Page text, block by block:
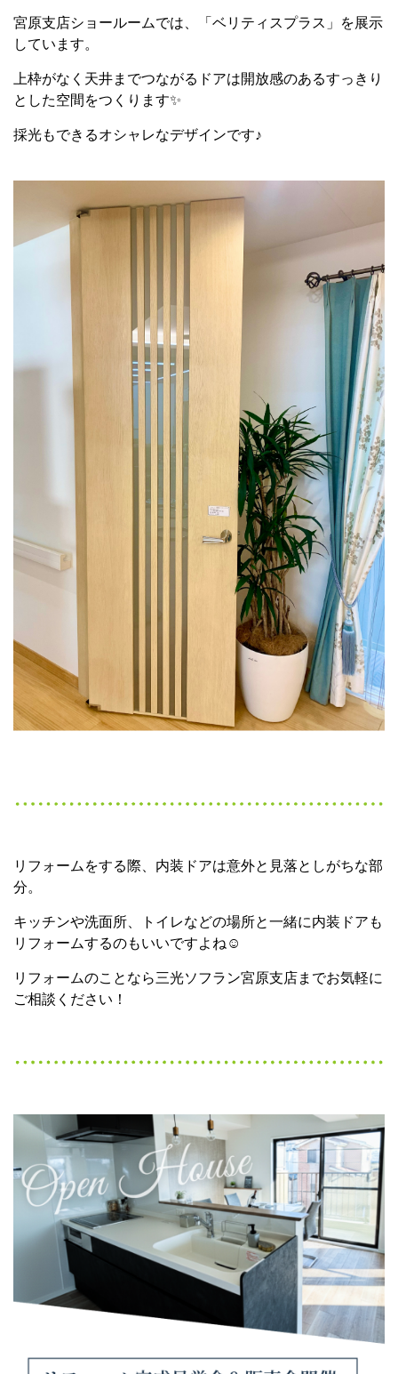
宮原支店ショールームでは、「ベリティスプラス」を展示
しています。
上枠がなく天井までつながるドアは開放感のあるすっきり
とした空間をつくります✨
採光もできるオシャレなデザインです♪
リフォームをする際、内装ドアは意外と見落としがちな部
分。
キッチンや洗面所、トイレなどの場所と一緒に内装ドアも
リフォームするのもいいですよね☺
リフォームのことなら三光ソフラン宮原支店までお気軽に
ご相談ください！